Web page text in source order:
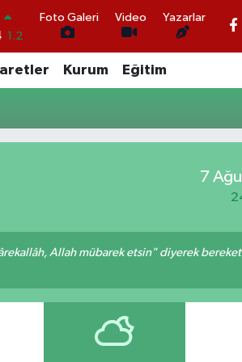
1.2
Foto Galeri Video Yazarlar
Kurum Eğitim
7
Allah mübarek etsin" diyerek